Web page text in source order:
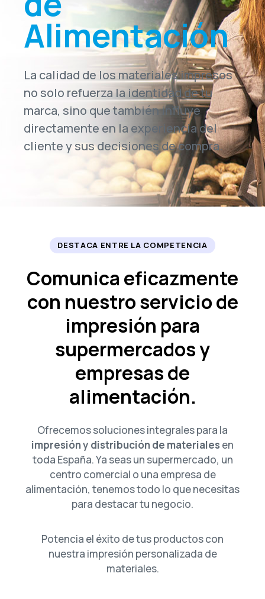
Alimentación
La calidad de los materiales impresos
no solo refuerza la identidad de tu
marca, sino que también influye
directamente en la experiencia del
cliente y sus decisiones de compra.
DESTACA ENTRE LA COMPETENCIA
Comunica eficazmente
con nuestro servicio de
impresión para
supermercados y
empresas de
alimentación.
Ofrecemos soluciones integrales para la
impresión y distribución de materiales en
toda España. Ya seas un supermercado, un
centro comercial o una empresa de
alimentación, tenemos todo lo que necesitas
para destacar tu negocio.
Potencia el éxito de tus productos con
nuestra impresión personalizada de
materiales.